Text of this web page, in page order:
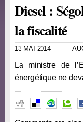
Diesel :
la fiscalité
13 MAI 2014
La ministre de
énergétique ne